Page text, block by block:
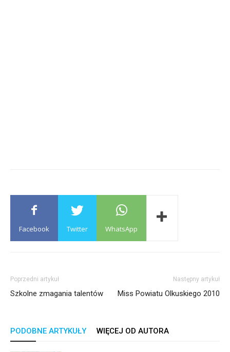
Facebook Twitter WhatsApp
Poprzedni artykuł
Szkolne zmagania talentów
Następny artykuł
Miss Powiatu Olkuskiego 2010
PODOBNE ARTYKUŁY WIĘCEJ OD AUTORA